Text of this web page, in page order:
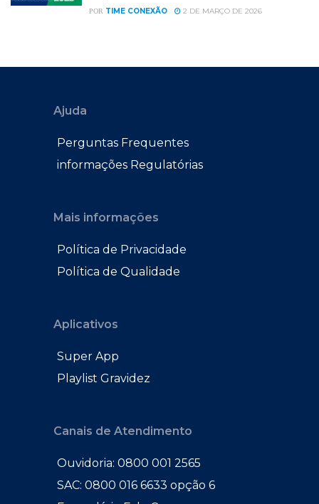
POR TIME CONEXÃO 2 DE MARÇO DE 2026
Ajuda
Perguntas Frequentes
informações Regulatórias
Mais informações
Política de Privacidade
Política de Qualidade
Aplicativos
Super App
Playlist Gravidez
Canais de Atendimento
Ouvidoria: 0800 001 2565
SAC: 0800 016 6633 opção 6